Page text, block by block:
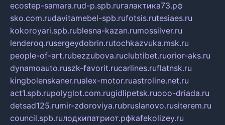
ecostep-samara.rud-p.spb.ruгалактика73.рф
sko.com.rudavitamebel-spb.rufotsis.rutesiaes.ru
kokoroyari.spb.rublesna-kazan.rumossilver.ru
lenderoq.rusergeydobrin.rutochkazvuka.msk.ru
people-of-art.rubezzubova.ruclubtibet.ruorior-aks.ru
dynamoauto.ruszk-favorit.rucarlines.ruflatnsk.ru
kingbolenskaner.rualex-motor.ruastroline.net.ru
act1.spb.rupolyglot.com.rugidlipetsk.ruooo-driada.ru
detsad125.rumir-zdoroviya.rubruslanovo.rusiterem.ru
council.spb.ruлодкипатриот.рфkafekolizey.ru